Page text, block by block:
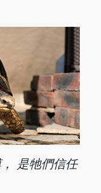
是牠們信任